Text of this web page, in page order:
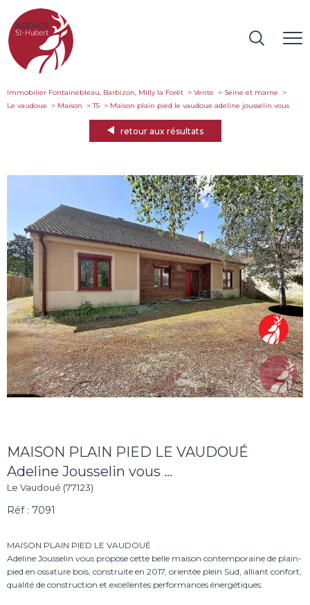
Immobilier Fontainebleau, Barbizon, Milly la Forêt Vente
Seine et marne
Le vaudoue
Maison T5 maison plain pied le vaudoue adeline jousselin vous
retour aux résultats
MAISON PLAIN PIED LE VAUDOUÉ
Adeline Jousselin vous ...
Le Vaudoué (77123)
Réf : 7091
MAISON PLAIN PIED LE VAUDOUÉ
Adeline Jousselin vous propose cette belle maison contemporaine de plain-
pied en ossature bois, construite en 2017, orientée plein Sud, alliant confort,
qualité de construction et excellentes performances énergétiques.